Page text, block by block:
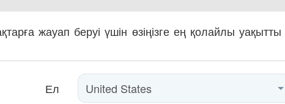
жауап беруі үшін өзіңізге ең қолайлы
Ел